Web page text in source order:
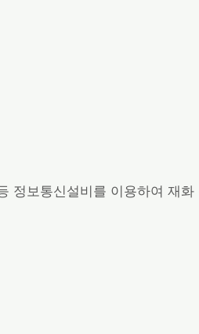
정보통신설비를 이용하여 재화